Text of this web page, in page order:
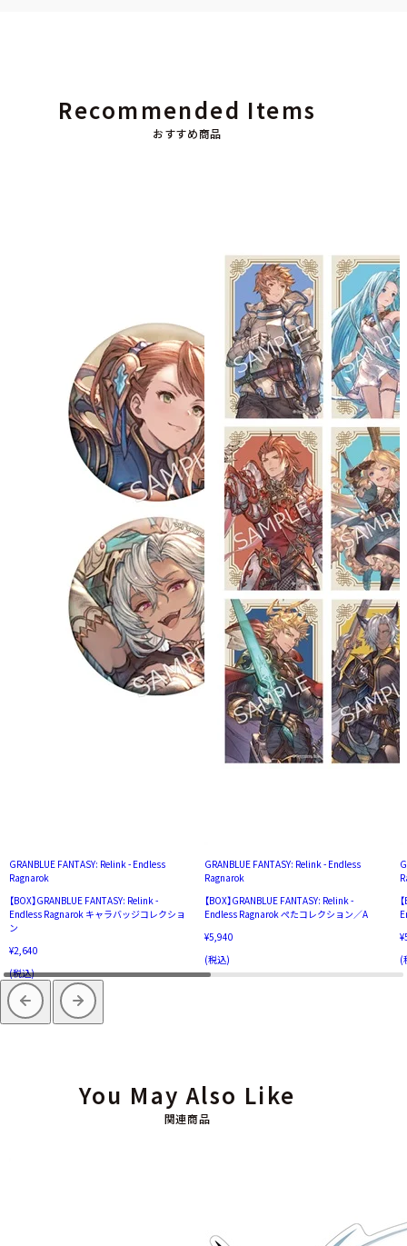
おすすめ商品
Recommended Items
GRANBLUE FANTASY: Relink - Endless
Ragnarok
【BOX】GRANBLUE FANTASY: Relink -
Endless Ragnarok キャラバッジコレクショ
ン
¥2,640
(税込)
GRANBLUE FANTASY: Relink - Endless
Ragnarok
【BOX】GRANBLUE FANTASY: Relink -
Endless Ragnarok ぺたコレクション／A
¥5,940
(税込)
(
関連商品
You May Also Like